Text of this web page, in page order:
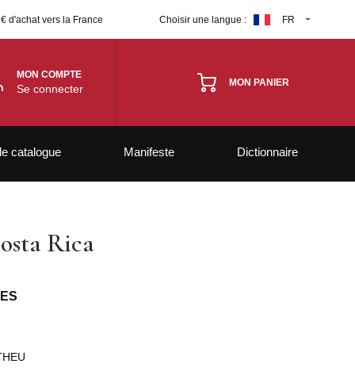
d'achat vers la France Choisir une langue : FR
MON COMPTE
Se connecter MON PANIER
catalogue Manifeste Dictionnaire
Rica